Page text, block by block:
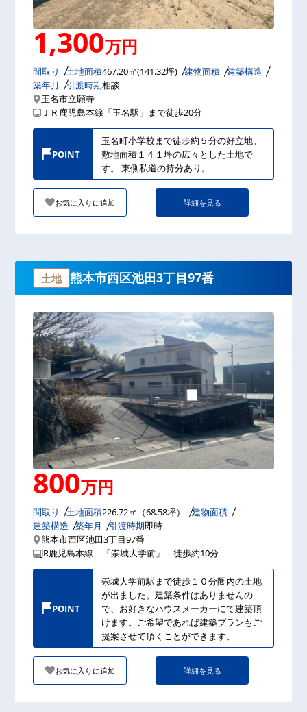
1,300万円
間取り 土地面積467.20㎡(141.32坪) 建物面積 建築構造
築年月
引渡時期相談
玉名市立願寺
ＪＲ鹿児島本線「玉名駅」まで徒歩20分
POINT
玉名町小学校まで徒歩約５分の好立地。
敷地面積１４１坪の広々とした土地で
す。 東側私道の持分あり。
お気に入りに追加 詳細を見る
土地 熊本市西区池田3丁目97番
800万円
間取り 土地面積226.72㎡（68.58坪）
建物面積
建築構造
築年月 引渡時期即時
熊本市西区池田3丁目97番
JR鹿児島本線 「崇城大学前」 徒歩約10分
POINT
崇城大学前駅まで徒歩１０分圏内の土地
が出ました。建築条件はありませんの
で、お好きなハウスメーカーにて建築頂
けます。ご希望であれば建築プランもご
提案させて頂くことができます。
お気に入りに追加 詳細を見る